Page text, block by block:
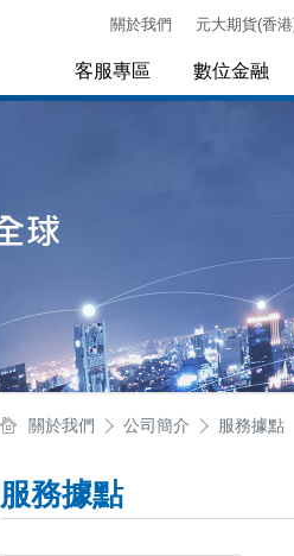
關於我們 元大期貨(香
客服專區 數位金融
關於我們 公司簡介 服務據點
服務據點